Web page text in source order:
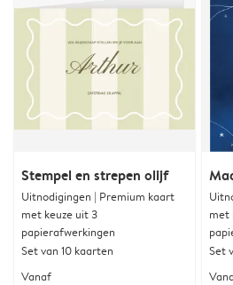
Stempel en strepen olijf
Uitnodigingen | Premium kaart
met keuze uit 3
papierafwerkingen
Set van 10 kaarten
Vanaf
met
Set